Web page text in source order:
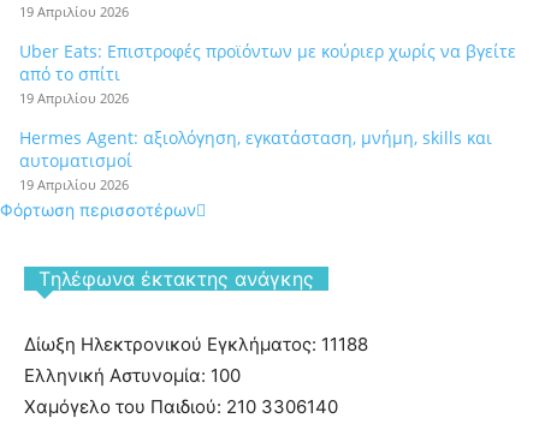
19 Απριλίου 2026
Uber Eats: Επιστροφές προϊόντων με κούριερ χωρίς να βγείτε
από το σπίτι
19 Απριλίου 2026
Hermes Agent: αξιολόγηση, εγκατάσταση, μνήμη, skills και
αυτοματισμοί
19 Απριλίου 2026
Φόρτωση περισσοτέρων
Tηλέφωνα έκτακτης ανάγκης
Δίωξη Ηλεκτρονικού Εγκλήματος: 11188
Ελληνική Αστυνομία: 100
Χαμόγελο του Παιδιού: 210 3306140